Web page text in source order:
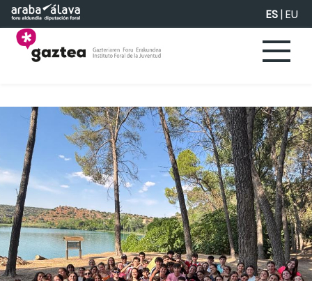
Saltar al contenido principal ES|EU